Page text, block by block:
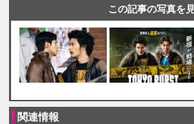
この記事の写真を
関連情報